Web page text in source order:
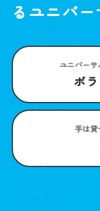
るユニバー
ユニバーサ
ボ
手は貸